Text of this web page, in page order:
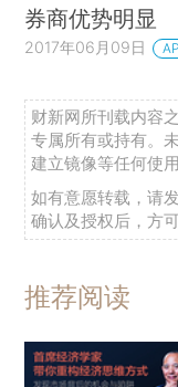
券商优势明显
2017年06月09日
财新网所刊载内容
专属所有或持有。
建立镜像等任何使用
如有意愿转载，请
确认及授权后，方可
推荐阅读